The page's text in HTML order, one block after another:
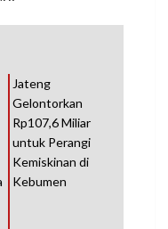
Jateng
Gelontorkan
Rp107,6 Miliar
untuk Perangi
Kemiskinan di
Kebumen